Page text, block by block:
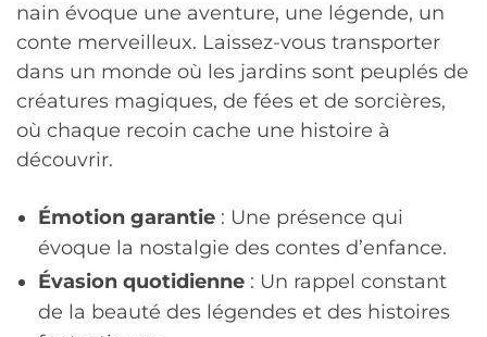
nain évoque une aventure, une légende, un
conte merveilleux. Laissez-vous transporter
dans un monde où les jardins sont peuplés de
créatures magiques, de fées et de sorcières,
où chaque recoin cache une histoire à
découvrir.
Émotion garantie : Une présence qui
évoque la nostalgie des contes d’enfance.
Évasion quotidienne : Un rappel constant
de la beauté des légendes et des histoires